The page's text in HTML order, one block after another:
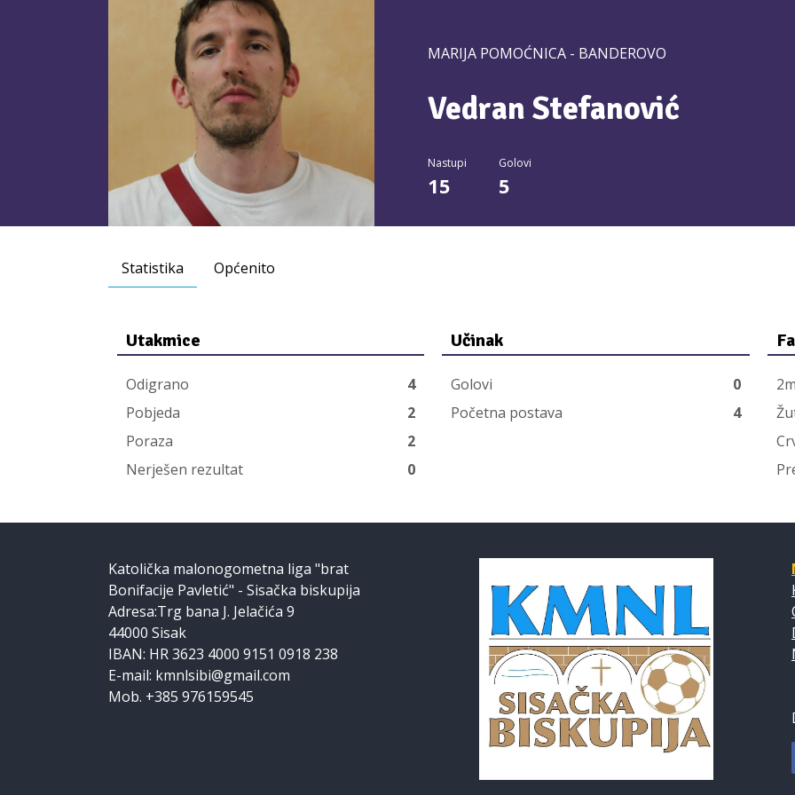
MARIJA POMOĆNICA - BANDEROVO
Vedran Stefanović
Nastupi Golovi
15 5
Statistika Općenito
Utakmice
Odigrano
4
Pobjeda
2
Poraza
2
Nerješen rezultat
0
Učinak
Golovi
0
Početna postava
4
Katolička malonogometna liga "brat
Bonifacije Pavletić" - Sisačka biskupija
Adresa:Trg bana J. Jelačića 9
44000 Sisak
IBAN: HR 3623 4000 9151 0918 238
E-mail: kmnlsibi@gmail.com
Mob. +385 976159545